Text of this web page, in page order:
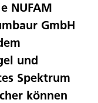
NUFAM
GmbH
und
Spektrum
können